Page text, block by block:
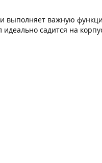
и выполняет важную
садится на